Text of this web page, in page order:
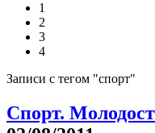
1
2
3
4
Записи с тегом "спорт"
Спорт.